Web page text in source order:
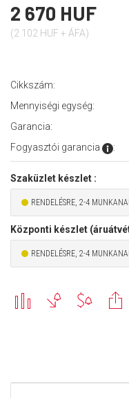
2 670 HUF
(2 102 HUF + ÁFA)
Cikkszám:
Mennyiségi egység:
Garancia:
Fogyasztói garancia
:
Szaküzlet készlet :
RENDELÉSRE, 2-4
Központi készlet
RENDELÉSRE, 2-4